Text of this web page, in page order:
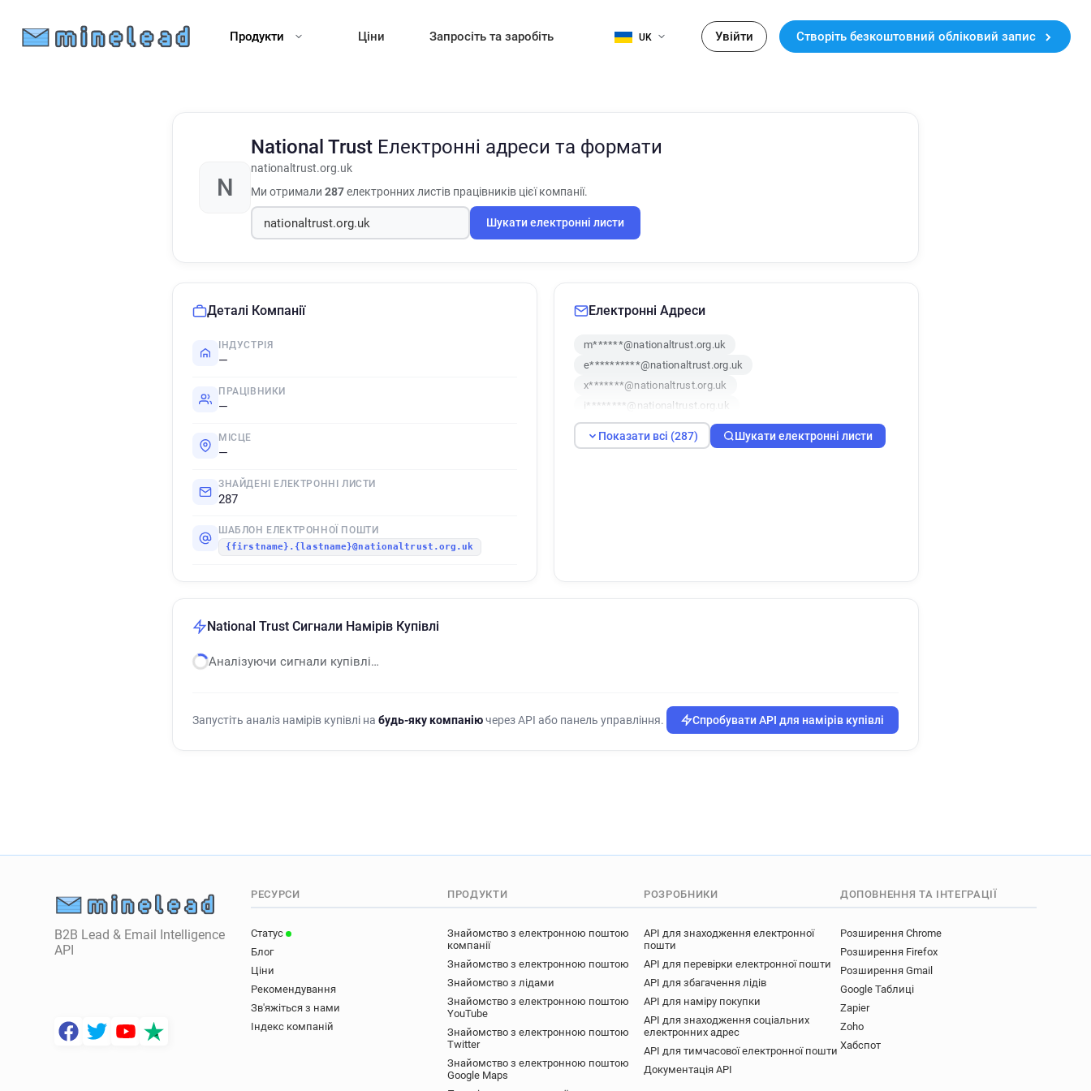
Продукти Ціни Запросіть та заробіть UK Увійти Створіть безкоштовний обліковий запис
N
National Trust Електронні адреси та формати
nationaltrust.org.uk
Ми отримали 287електронних листів працівників цієї компанії.
Шукати електронні листи
Деталі Компанії
ІНДУСТРІЯ
—
ПРАЦІВНИКИ
—
МІСЦЕ
—
ЗНАЙДЕНІ ЕЛЕКТРОННІ ЛИСТИ
287
ШАБЛОН ЕЛЕКТРОННОЇ ПОШТИ
{firstname}.{lastname}@nationaltrust.org.uk
Електронні Адреси
m******@nationaltrust.org.uk
e**********@nationaltrust.org.uk
x*******@nationaltrust.org.uk
i********@nationaltrust.org.uk
j********@nationaltrust.org.uk
x******@nationaltrust.org.uk
u*********@nationaltrust.org.uk
w*********@nationaltrust.org.uk
v******@nationaltrust.org.uk
z********@nationaltrust.org.uk
n*****@nationaltrust.org.uk
d**********@nationaltrust.org.uk
m**********@nationaltrust.org.uk
x*******@nationaltrust.org.uk
g********@nationaltrust.org.uk
n*********@nationaltrust.org.uk
y**********@nationaltrust.org.uk
h********@nationaltrust.org.uk
y**********@nationaltrust.org.uk
Показати всі (287) Шукати електронні листи
National Trust Сигнали Намірів Купівлі
Аналізуючи сигнали купівлі…
Запустіть аналіз намірів купівлі на будь-яку компаніючерез API або панель управління. Спробувати API для намірів купівлі
B2B Lead & Email Intelligence
API
РЕСУРСИ
Статус
Блог
Ціни
Рекомендування
Зв'яжіться з нами
Індекс компаній
ПРОДУКТИ
Знайомство з електронною поштою
компанії
Знайомство з електронною поштою
Знайомство з лідами
Знайомство з електронною поштою
YouTube
Знайомство з електронною поштою
Twitter
Знайомство з електронною поштою
Google Maps
РОЗРОБНИКИ
API для знаходження електронної
пошти
API для перевірки електронної пошти
API для збагачення лідів
API для наміру покупки
API для знаходження соціальних
електронних адрес
API для тимчасової електронної пошти
Документація API
ДОПОВНЕННЯ ТА ІНТЕГРАЦІЇ
Розширення Chrome
Розширення Firefox
Розширення Gmail
Google Таблиці
Zapier
Zoho
Хабспот